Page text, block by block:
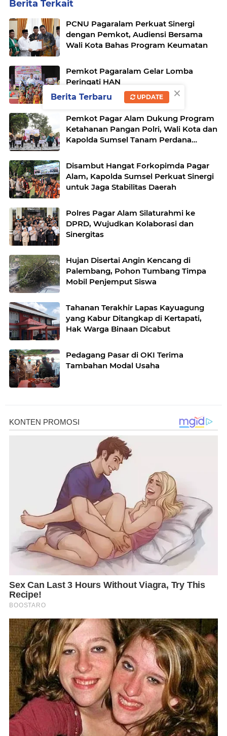
Berita Terkait
PCNU Pagaralam Perkuat Sinergi
dengan Pemkot, Audiensi Bersama
Wali Kota Bahas Program Keumatan
Pemkot Pagaralam Gelar Lomba
Peringati HAN
Pemkot Pagar Alam Dukung Program
Ketahanan Pangan Polri, Wali Kota dan
Kapolda Sumsel Tanam Perdana
Disambut Hangat Forkopimda Pagar
Alam, Kapolda Sumsel Perkuat Sinergi
untuk Jaga Stabilitas Daerah
Polres Pagar Alam Silaturahmi ke
DPRD, Wujudkan Kolaborasi dan
Sinergitas
Hujan Disertai Angin Kencang di
Palembang, Pohon Tumbang Timpa
Mobil Penjemput Siswa
Tahanan Terakhir Lapas Kayuagung
yang Kabur Ditangkap di Kertapati,
Hak Warga Binaan Dicabut
Pedagang Pasar di OKI Terima
Tambahan Modal Usaha
×
Berita Terbaru UPDATE